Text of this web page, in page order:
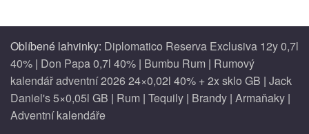
Oblíbené lahvinky: Diplomatico Reserva Exclusiva 12y 0,7l
40% | Don Papa 0,7l 40% | Bumbu Rum | Rumový
kalendář adventní 2026 24×0,02l 40% + 2x sklo GB | Jack
Daniel's 5×0,05l GB | Rum | Tequily | Brandy | Armaňaky |
Adventní kalendáře